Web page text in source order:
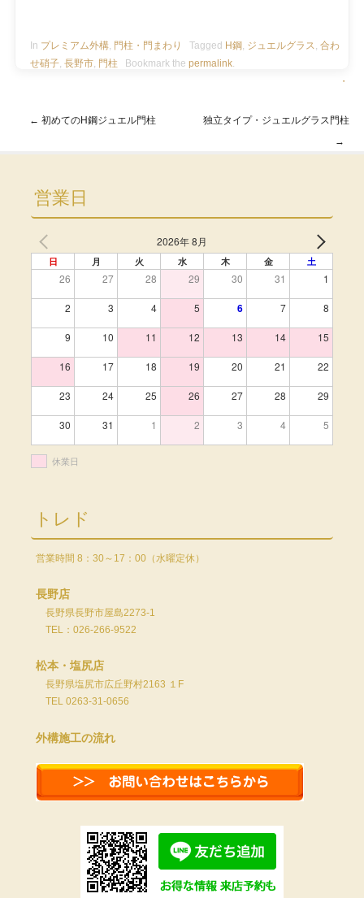
In プレミアム外構, 門柱・門まわり Tagged H鋼, ジュエルグラス, 合わ
せ硝子, 長野市, 門柱 Bookmark the permalink.
・
← 初めてのH鋼ジュエル門柱
独立タイプ・ジュエルグラス門柱
→
営業日
2026年 8月
日 月 火 水 木 金 土
26 27 28 29 30 31 1
2 3 4 5 6 7 8
9 10 11 12 13 14 15
16 17 18 19 20 21 22
23 24 25 26 27 28 29
30 31 1 2 3 4 5
休業日
トレド
営業時間 8：30～17：00（水曜定休）
長野店
長野県長野市屋島2273-1
TEL：026-266-9522
松本・塩尻店
長野県塩尻市広丘野村2163 １F
TEL 0263-31-0656
外構施工の流れ